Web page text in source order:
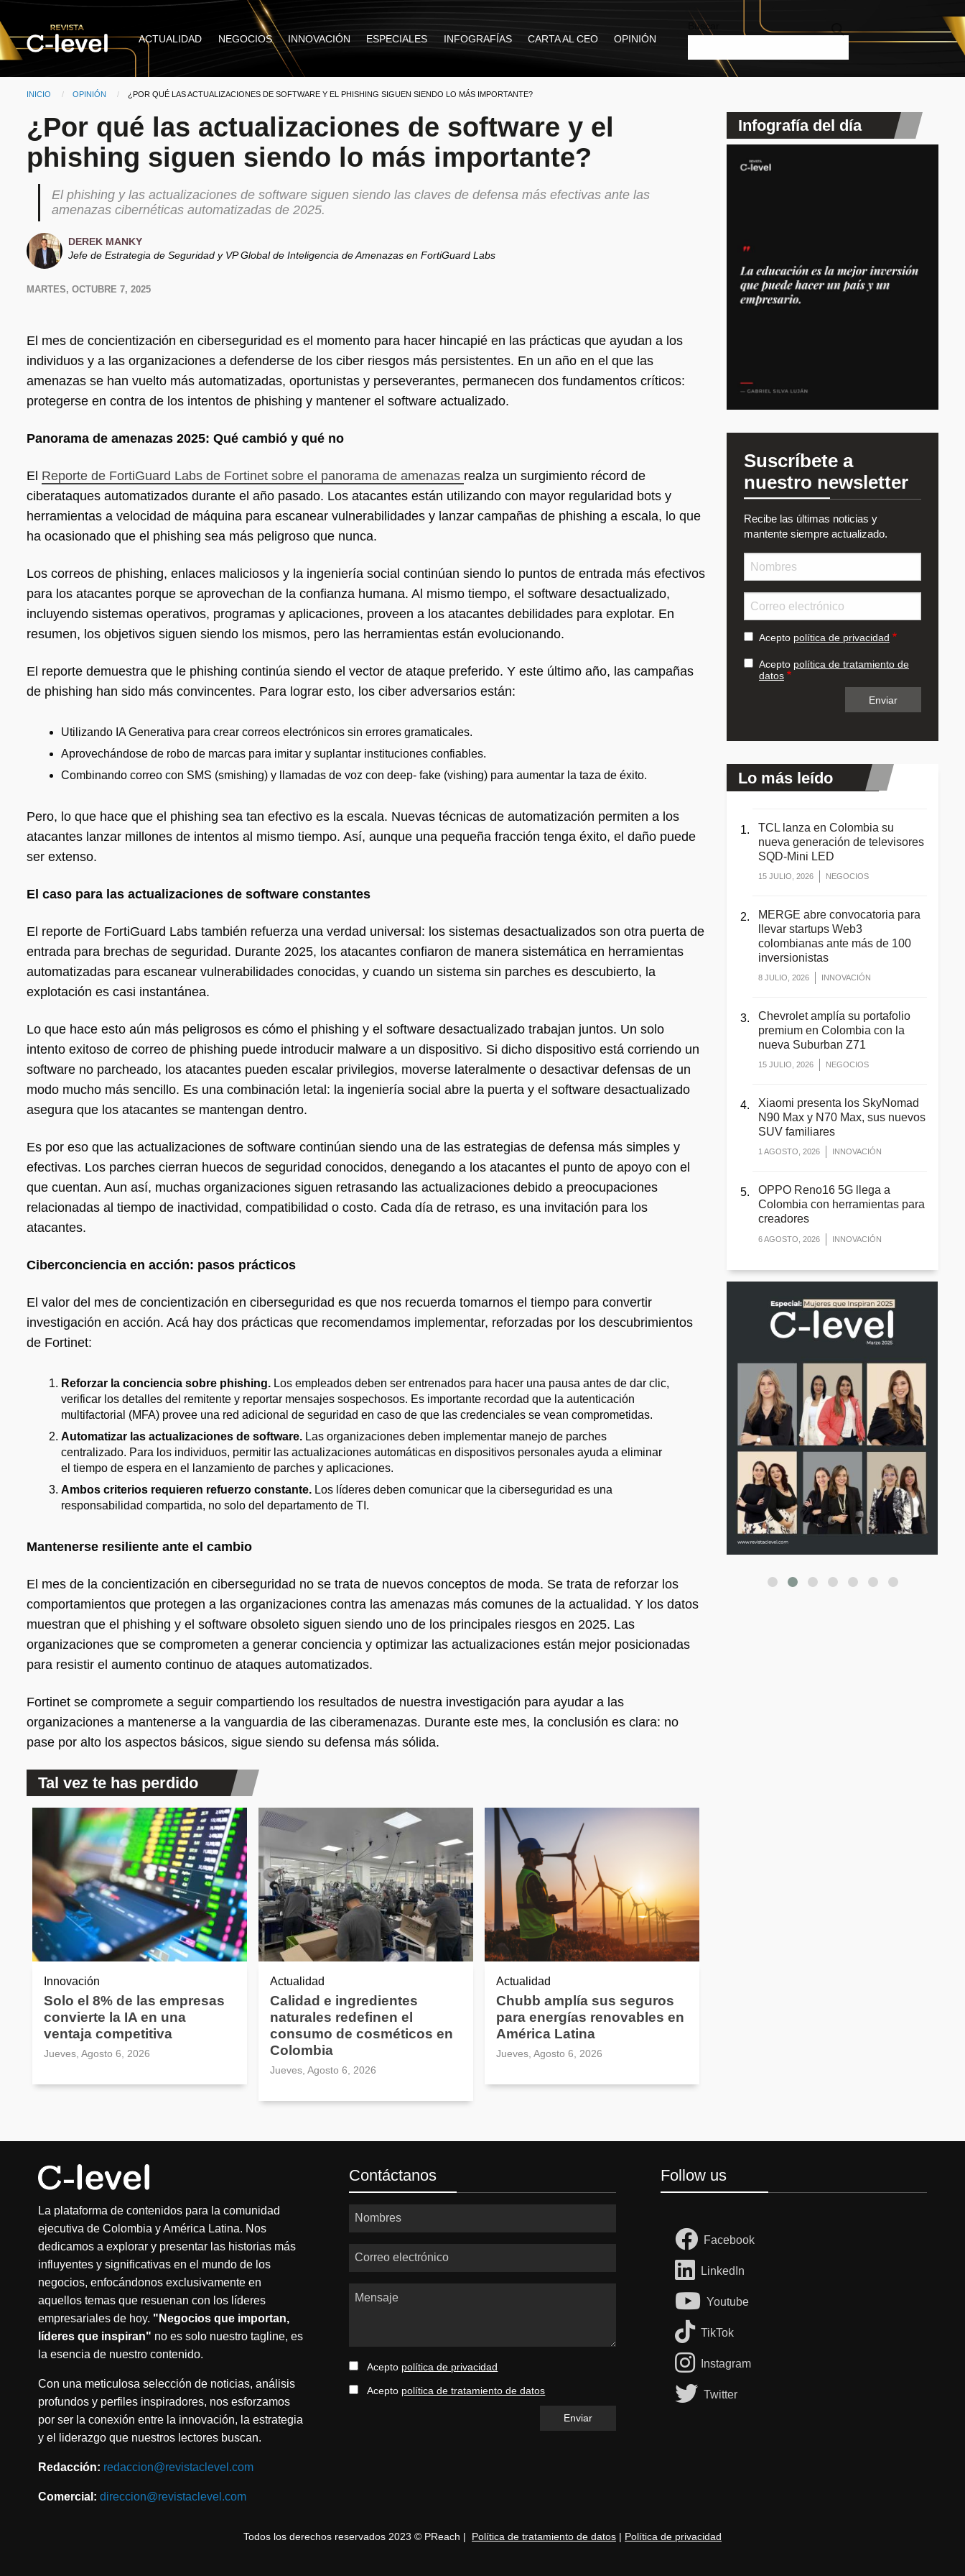
Pasar al contenido principal
Main
ACTUALIDAD NEGOCIOS INNOVACIÓN ESPECIALES INFOGRAFÍAS CARTA AL CEO OPINIÓN
Buscar
Ruta de navegación
INICIO OPINIÓN CURRENT:
¿POR QUÉ LAS ACTUALIZACIONES DE SOFTWARE Y EL PHISHING SIGUEN SIENDO LO MÁS IMPORTANTE?
¿Por qué las actualizaciones de software y el
phishing siguen siendo lo más importante?
El phishing y las actualizaciones de software siguen siendo las claves de defensa más efectivas ante las
amenazas cibernéticas automatizadas de 2025.
DEREK MANKY
Jefe de Estrategia de Seguridad y VP Global de Inteligencia de Amenazas en FortiGuard Labs
MARTES, OCTUBRE 7, 2025
El mes de concientización en ciberseguridad es el momento para hacer hincapié en las prácticas que ayudan a los
individuos y a las organizaciones a defenderse de los ciber riesgos más persistentes. En un año en el que las
amenazas se han vuelto más automatizadas, oportunistas y perseverantes, permanecen dos fundamentos críticos:
protegerse en contra de los intentos de phishing y mantener el software actualizado.
Panorama de amenazas 2025: Qué cambió y qué no
El Reporte de FortiGuard Labs de Fortinet sobre el panorama de amenazas realza un surgimiento récord de
ciberataques automatizados durante el año pasado. Los atacantes están utilizando con mayor regularidad bots y
herramientas a velocidad de máquina para escanear vulnerabilidades y lanzar campañas de phishing a escala, lo que
ha ocasionado que el phishing sea más peligroso que nunca.
Los correos de phishing, enlaces maliciosos y la ingeniería social continúan siendo lo puntos de entrada más efectivos
para los atacantes porque se aprovechan de la confianza humana. Al mismo tiempo, el software desactualizado,
incluyendo sistemas operativos, programas y aplicaciones, proveen a los atacantes debilidades para explotar. En
resumen, los objetivos siguen siendo los mismos, pero las herramientas están evolucionando.
El reporte demuestra que le phishing continúa siendo el vector de ataque preferido. Y este último año, las campañas
de phishing han sido más convincentes. Para lograr esto, los ciber adversarios están:
Utilizando IA Generativa para crear correos electrónicos sin errores gramaticales.
Aprovechándose de robo de marcas para imitar y suplantar instituciones confiables.
Combinando correo con SMS (smishing) y llamadas de voz con deep- fake (vishing) para aumentar la taza de éxito.
Pero, lo que hace que el phishing sea tan efectivo es la escala. Nuevas técnicas de automatización permiten a los
atacantes lanzar millones de intentos al mismo tiempo. Así, aunque una pequeña fracción tenga éxito, el daño puede
ser extenso.
El caso para las actualizaciones de software constantes
El reporte de FortiGuard Labs también refuerza una verdad universal: los sistemas desactualizados son otra puerta de
entrada para brechas de seguridad. Durante 2025, los atacantes confiaron de manera sistemática en herramientas
automatizadas para escanear vulnerabilidades conocidas, y cuando un sistema sin parches es descubierto, la
explotación es casi instantánea.
Lo que hace esto aún más peligrosos es cómo el phishing y el software desactualizado trabajan juntos. Un solo
intento exitoso de correo de phishing puede introducir malware a un dispositivo. Si dicho dispositivo está corriendo un
software no parcheado, los atacantes pueden escalar privilegios, moverse lateralmente o desactivar defensas de un
modo mucho más sencillo. Es una combinación letal: la ingeniería social abre la puerta y el software desactualizado
asegura que los atacantes se mantengan dentro.
Es por eso que las actualizaciones de software continúan siendo una de las estrategias de defensa más simples y
efectivas. Los parches cierran huecos de seguridad conocidos, denegando a los atacantes el punto de apoyo con el
que cuentan. Aun así, muchas organizaciones siguen retrasando las actualizaciones debido a preocupaciones
relacionadas al tiempo de inactividad, compatibilidad o costo. Cada día de retraso, es una invitación para los
atacantes.
Ciberconciencia en acción: pasos prácticos
El valor del mes de concientización en ciberseguridad es que nos recuerda tomarnos el tiempo para convertir
investigación en acción. Acá hay dos prácticas que recomendamos implementar, reforzadas por los descubrimientos
de Fortinet:
Reforzar la conciencia sobre phishing. Los empleados deben ser entrenados para hacer una pausa antes de dar clic,
verificar los detalles del remitente y reportar mensajes sospechosos. Es importante recordad que la autenticación
multifactorial (MFA) provee una red adicional de seguridad en caso de que las credenciales se vean comprometidas.
Automatizar las actualizaciones de software. Las organizaciones deben implementar manejo de parches
centralizado. Para los individuos, permitir las actualizaciones automáticas en dispositivos personales ayuda a eliminar
el tiempo de espera en el lanzamiento de parches y aplicaciones.
Ambos criterios requieren refuerzo constante. Los líderes deben comunicar que la ciberseguridad es una
responsabilidad compartida, no solo del departamento de TI.
Mantenerse resiliente ante el cambio
El mes de la concientización en ciberseguridad no se trata de nuevos conceptos de moda. Se trata de reforzar los
comportamientos que protegen a las organizaciones contra las amenazas más comunes de la actualidad. Y los datos
muestran que el phishing y el software obsoleto siguen siendo uno de los principales riesgos en 2025. Las
organizaciones que se comprometen a generar conciencia y optimizar las actualizaciones están mejor posicionadas
para resistir el aumento continuo de ataques automatizados.
Fortinet se compromete a seguir compartiendo los resultados de nuestra investigación para ayudar a las
organizaciones a mantenerse a la vanguardia de las ciberamenazas. Durante este mes, la conclusión es clara: no
pase por alto los aspectos básicos, sigue siendo su defensa más sólida.
Tal vez te has perdido
Innovación
Solo el 8% de las empresas
convierte la IA en una
ventaja competitiva
Jueves, Agosto 6, 2026
Actualidad
Calidad e ingredientes
naturales redefinen el
consumo de cosméticos en
Colombia
Jueves, Agosto 6, 2026
Actualidad
Chubb amplía sus seguros
para energías renovables en
América Latina
Jueves, Agosto 6, 2026
Infografía del día
Suscríbete a
nuestro newsletter
Recibe las últimas noticias y
mantente siempre actualizado.
Acepto política de privacidad
Acepto política de tratamiento de
datos
Lo más leído
TCL lanza en Colombia su
nueva generación de televisores
SQD-Mini LED
15 JULIO, 2026 NEGOCIOS
MERGE abre convocatoria para
llevar startups Web3
colombianas ante más de 100
inversionistas
8 JULIO, 2026 INNOVACIÓN
Chevrolet amplía su portafolio
premium en Colombia con la
nueva Suburban Z71
15 JULIO, 2026 NEGOCIOS
Xiaomi presenta los SkyNomad
N90 Max y N70 Max, sus nuevos
SUV familiares
1 AGOSTO, 2026 INNOVACIÓN
OPPO Reno16 5G llega a
Colombia con herramientas para
creadores
6 AGOSTO, 2026 INNOVACIÓN
La plataforma de contenidos para la comunidad
ejecutiva de Colombia y América Latina. Nos
dedicamos a explorar y presentar las historias más
influyentes y significativas en el mundo de los
negocios, enfocándonos exclusivamente en
aquellos temas que resuenan con los líderes
empresariales de hoy. "Negocios que importan,
líderes que inspiran" no es solo nuestro tagline, es
la esencia de nuestro contenido.
Con una meticulosa selección de noticias, análisis
profundos y perfiles inspiradores, nos esforzamos
por ser la conexión entre la innovación, la estrategia
y el liderazgo que nuestros lectores buscan.
Redacción: redaccion@revistaclevel.com
Comercial: direccion@revistaclevel.com
Contáctanos
Nombres
Correo electrónico
Mensaje
Acepto política de privacidad
Acepto política de tratamiento de datos
Follow us
Facebook
LinkedIn
Youtube
TikTok
Instagram
Twitter
Todos los derechos reservados 2023 © PReach | Política de tratamiento de datos | Política de privacidad